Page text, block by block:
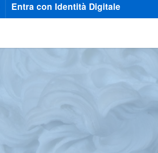
Entra con Identità Digitale